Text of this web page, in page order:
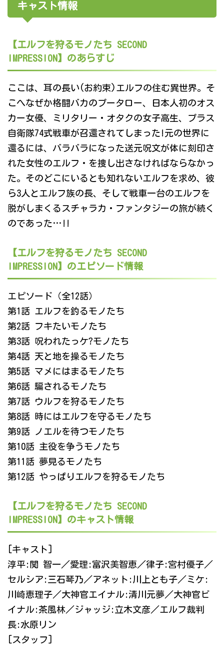
キャスト情報
【エルフを狩るモノたち SECOND
IMPRESSION】のあらすじ
ここは、耳の長い(お約束)エルフの住む異世界。そ
こへなぜか格闘バカのプータロー、日本人初のオス
カー女優、ミリタリー・オタクの女子高生、プラス
自衛隊74式戦車が召還されてしまった!元の世界に
還るには、バラバラになった送元呪文が体に刻印さ
れた女性のエルフ・を捜し出さなければならなかっ
た。そのどこにいるとも知れないエルフを求め、彼
ら3人とエルフ族の長、そして戦車一台のエルフを
脱がしまくるスチャラカ・ファンタジーの旅が続く
のであった…!!
【エルフを狩るモノたち SECOND
IMPRESSION】のエピソード情報
エピソード（全12話）
第1話 エルフを釣るモノたち
第2話 フキたいモノたち
第3話 呪われたっケ?モノたち
第4話 天と地を操るモノたち
第5話 マメにはまるモノたち
第6話 騙されるモノたち
第7話 ウルフを狩るモノたち
第8話 時にはエルフを守るモノたち
第9話 ノエルを待つモノたち
第10話 主役を争うモノたち
第11話 夢見るモノたち
第12話 やっぱりエルフを狩るモノたち
【エルフを狩るモノたち SECOND
IMPRESSION】のキャスト情報
[キャスト]
淳平:関 智一／愛理:富沢美智恵／律子:宮村優子／
セルシア:三石琴乃／アネット:川上とも子／ミケ:
川崎恵理子／大神官エイナル:清川元夢／大神官ビ
イナル:茶風林／ジャッジ:立木文彦／エルフ裁判
長:水原リン
[スタッフ]